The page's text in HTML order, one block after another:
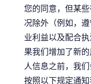
您的同意，但某
况除外（例如，
业利益以及配合
果我们增加了新
人信息之前，我
按照以下规定通知